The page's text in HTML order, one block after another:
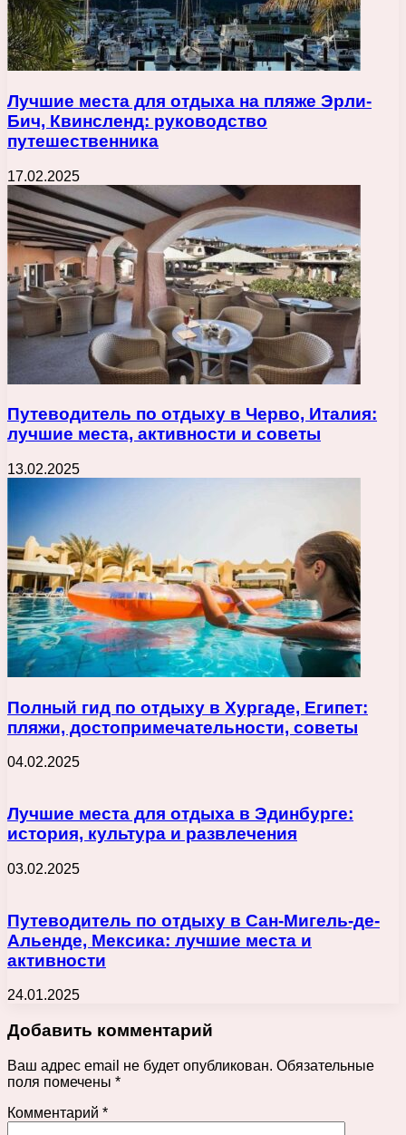
Лучшие места для отдыха на пляже Эрли-
Бич, Квинсленд: руководство
путешественника
17.02.2025
Путеводитель по отдыху в Черво, Италия:
лучшие места, активности и советы
13.02.2025
Полный гид по отдыху в Хургаде, Египет:
пляжи, достопримечательности, советы
04.02.2025
Лучшие места для отдыха в Эдинбурге:
история, культура и развлечения
03.02.2025
Путеводитель по отдыху в Сан-Мигель-де-
Альенде, Мексика: лучшие места и
активности
24.01.2025
Добавить комментарий
Ваш адрес email не будет опубликован. Обязательные
поля помечены *
Комментарий *